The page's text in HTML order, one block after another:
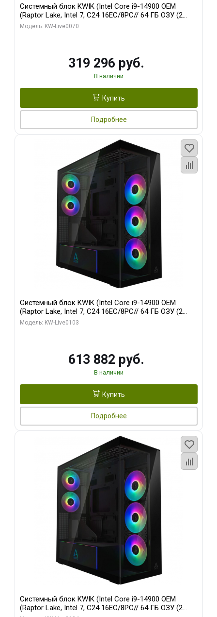
Системный блок KWIK (Intel Core i9-14900 OEM
(Raptor Lake, Intel 7, C24 16EC/8PC// 64 ГБ ОЗУ (2
модуля)/ Gigabyte RTX5080 XTREME WATERFORCE
Модель: KW-Live0070
319 296 руб.
В наличии
Купить
Подробнее
Системный блок KWIK (Intel Core i9-14900 OEM
(Raptor Lake, Intel 7, C24 16EC/8PC// 64 ГБ ОЗУ (2
модуля)/ Afox RTX4090 24GB GDDR6X 384-Bit 3xDP
Модель: KW-Live0103
613 882 руб.
В наличии
Купить
Подробнее
Системный блок KWIK (Intel Core i9-14900 OEM
(Raptor Lake, Intel 7, C24 16EC/8PC// 64 ГБ ОЗУ (2